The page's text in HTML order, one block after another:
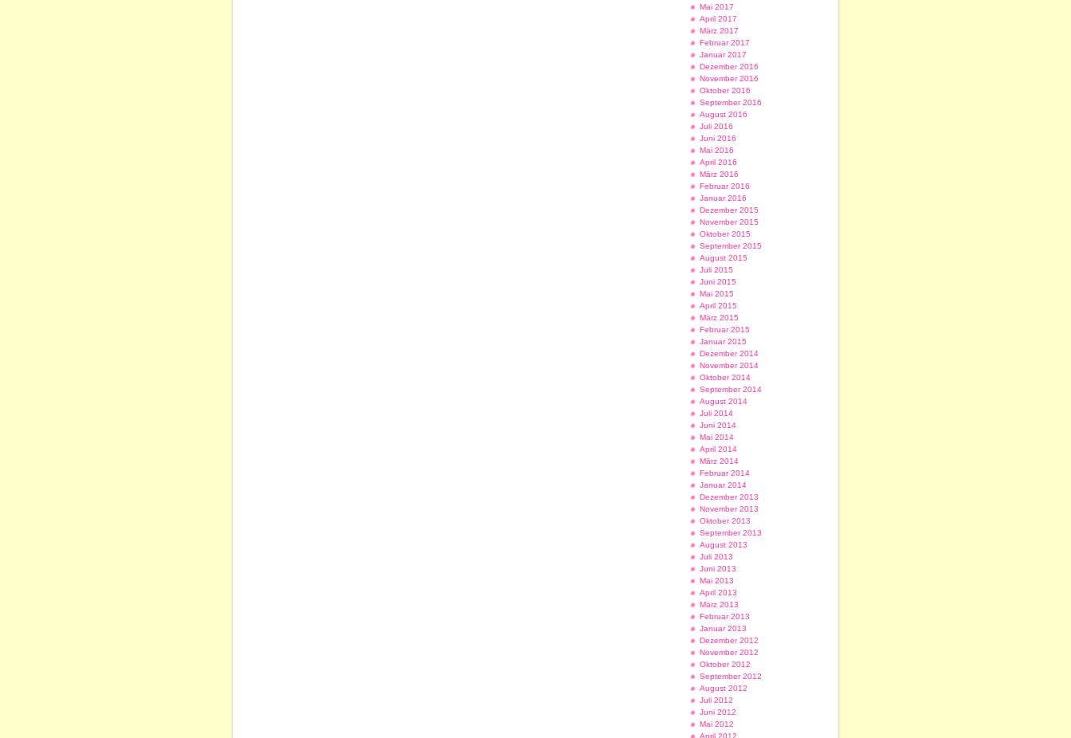
Mai 2017
April 2017
März 2017
Februar 2017
Januar 2017
Dezember 2016
November 2016
Oktober 2016
September 2016
August 2016
Juli 2016
Juni 2016
Mai 2016
April 2016
März 2016
Februar 2016
Januar 2016
Dezember 2015
November 2015
Oktober 2015
September 2015
August 2015
Juli 2015
Juni 2015
Mai 2015
April 2015
März 2015
Februar 2015
Januar 2015
Dezember 2014
November 2014
Oktober 2014
September 2014
August 2014
Juli 2014
Juni 2014
Mai 2014
April 2014
März 2014
Februar 2014
Januar 2014
Dezember 2013
November 2013
Oktober 2013
September 2013
August 2013
Juli 2013
Juni 2013
Mai 2013
April 2013
März 2013
Februar 2013
Januar 2013
Dezember 2012
November 2012
Oktober 2012
September 2012
August 2012
Juli 2012
Juni 2012
Mai 2012
April 2012